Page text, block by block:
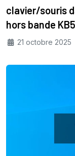
clavier/souris
hors bande
21 octobre 2025